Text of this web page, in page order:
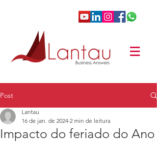
Post
Impacto do feriado do Ano
Lantau
16 de jan. de 2024 2 min de leitura